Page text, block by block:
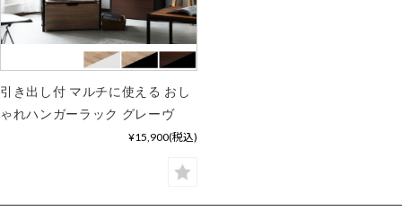
引き出し付 マルチに使える おし
ゃれハンガーラック グレーヴ
¥15,900(税込)